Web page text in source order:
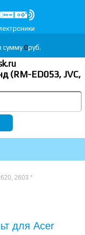
сумму0руб.
(RM-ED053, JVC,
2603 *
для Acer